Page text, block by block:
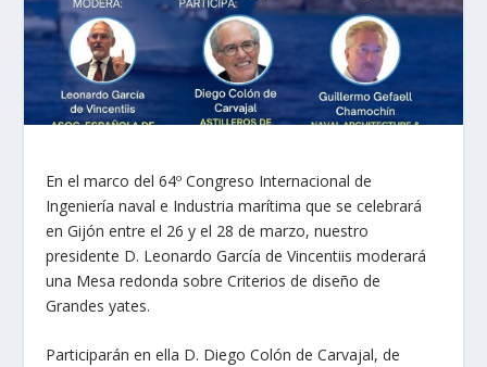
En el marco del 64º Congreso Internacional de
Ingeniería naval e Industria marítima que se celebrará
en Gijón entre el 26 y el 28 de marzo, nuestro
presidente D. Leonardo García de Vincentiis moderará
una Mesa redonda sobre Criterios de diseño de
Grandes yates.
Participarán en ella D. Diego Colón de Carvajal, de